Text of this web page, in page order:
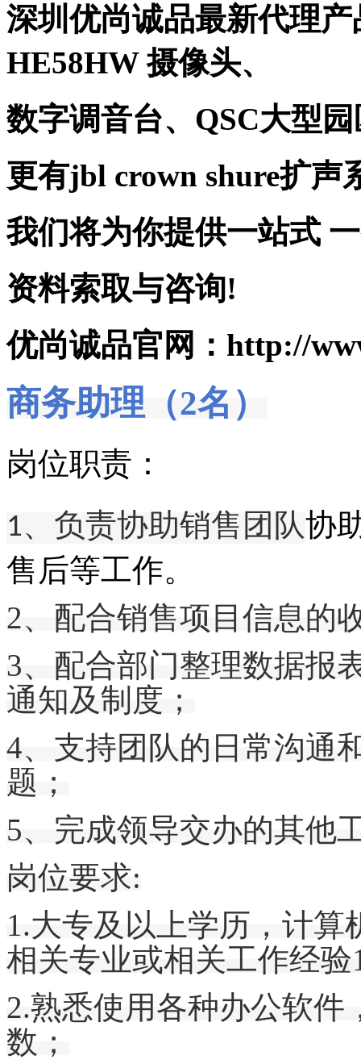
深圳优尚诚品最新代理
HE58HW 摄像头、
数字调音台、QSC大型
更有jbl crown shure扩声
我们将为你提供一站式
资料索取与咨询!
优尚诚品官网：http://
商务助理（2名）
岗位职责：
1、负责协助销售团队协
售后等工作。
2、 配合销售项目信息的
3、配合部门整理数据报
通知及制度；
4、支持团队的日常沟通
题；
5、完成领导交办的其他
岗位要求:
1.大专及以上学历， 计算
相关专业或相关工作经验
2.熟悉使用各种办公软件
数；